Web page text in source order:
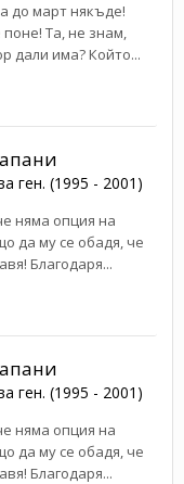
до март някъде!
Та, не знам,
дали има? Който...
ген. (1995 - 2001)
няма опция на
да му се обадя, че
Благодаря...
ген. (1995 - 2001)
няма опция на
да му се обадя, че
Благодаря...